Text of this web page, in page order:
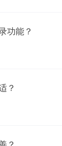
功能？
？